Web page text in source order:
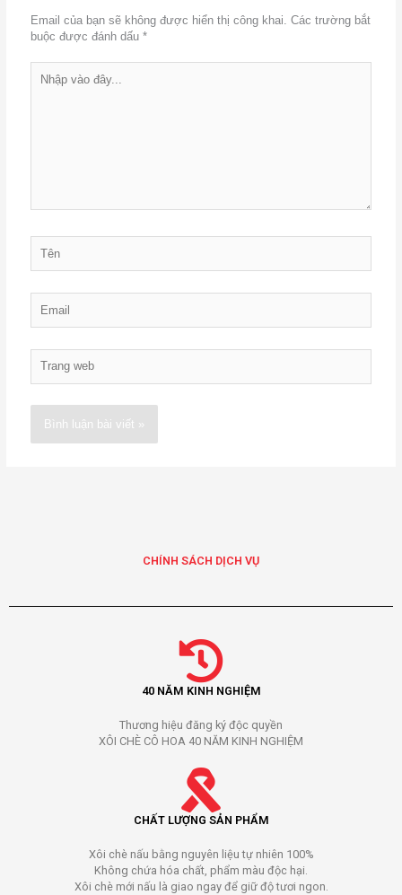
Email của bạn sẽ không được hiển thị công khai.
Các trường bắt
buộc được đánh dấu*
vào
web
CHÍNH SÁCH DỊCH VỤ
40 NĂM KINH NGHIỆM
Thương hiệu đăng ký độc quyền
XÔI CHÈ CÔ HOA 40 NĂM KINH NGHIỆM
CHẤT LƯỢNG SẢN PHẨM
Xôi chè nấu bằng nguyên liệu tự nhiên 100%
Không chứa hóa chất, phẩm màu độc hại.
Xôi chè mới nấu là giao ngay để giữ độ tươi ngon.